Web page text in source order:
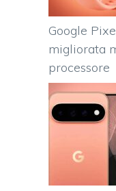
Google
migliorata
processore